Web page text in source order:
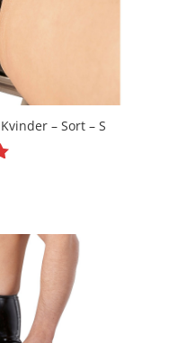
– Sort – S